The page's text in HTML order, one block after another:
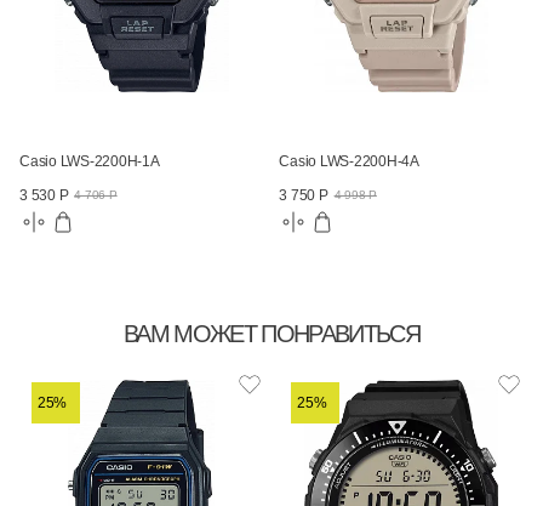
Casio LWS-2200H-1A
3 530 Р 4 706 Р
Casio LWS-2200H-4A
3 750 Р 4 998 Р
ВАМ МОЖЕТ ПОНРАВИТЬСЯ
25% 25%